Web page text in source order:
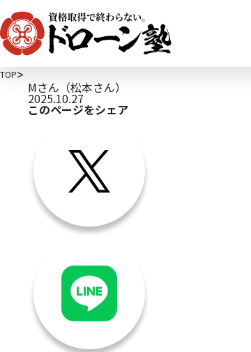
TOP
Mさん（松本さん）
2025.10.27
このページをシェア